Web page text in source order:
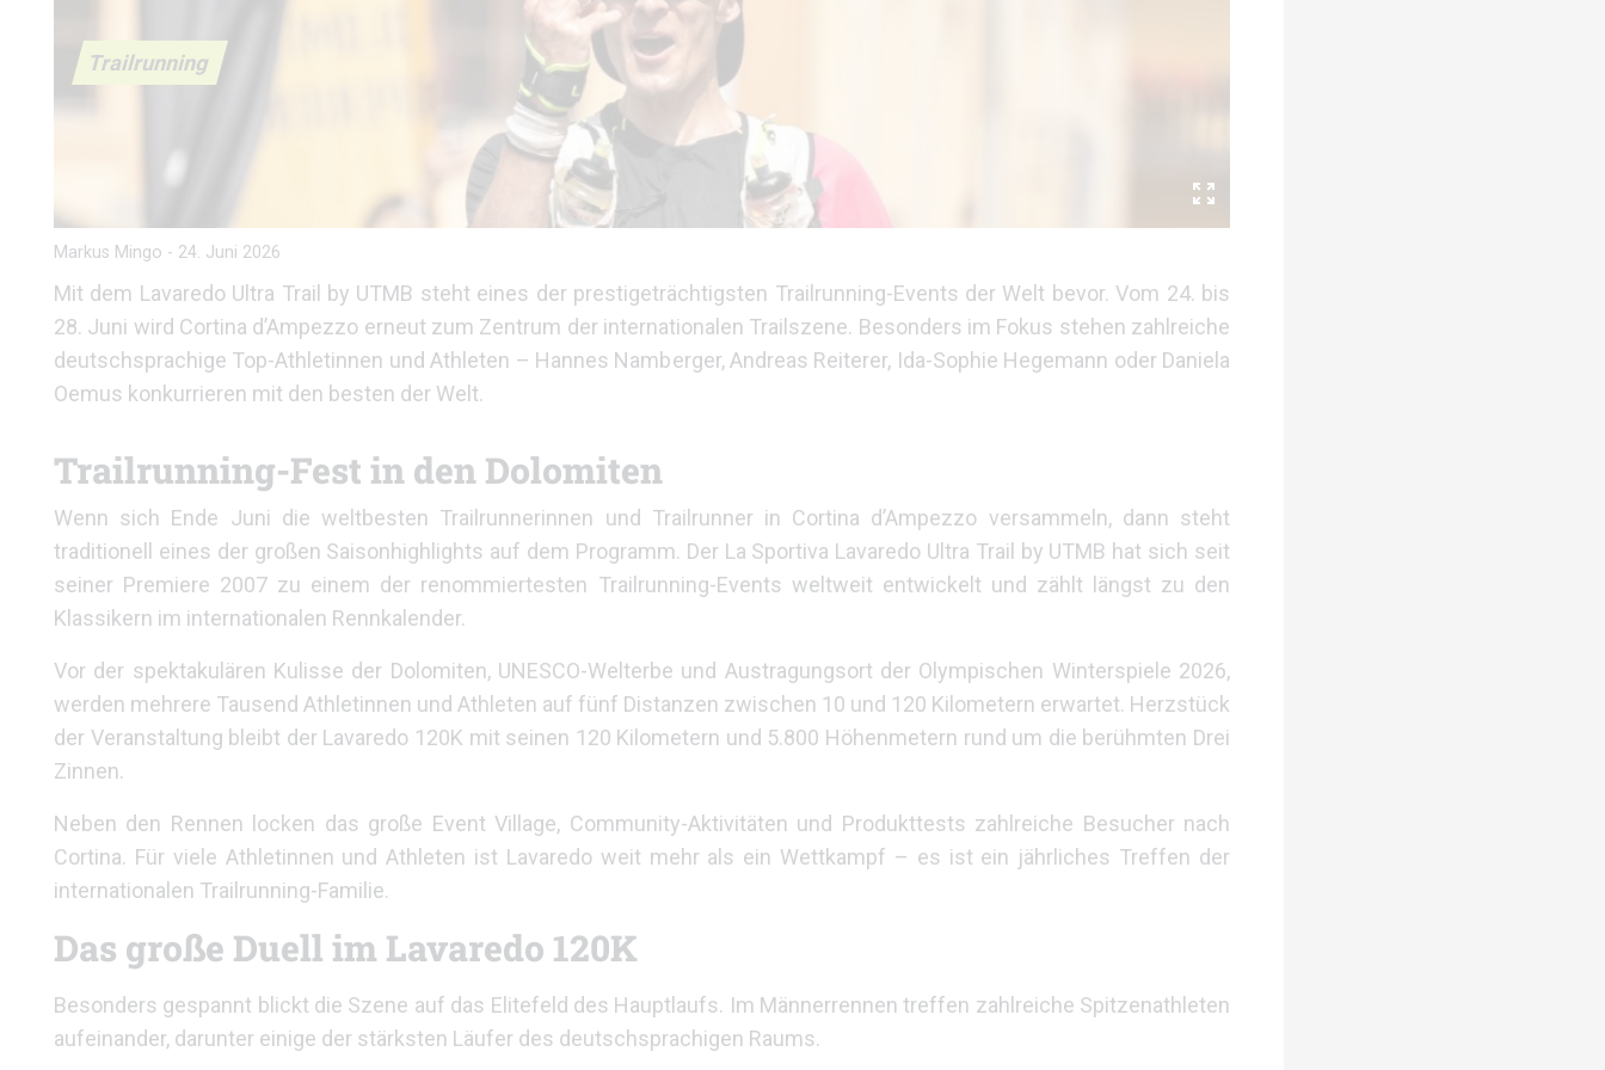
Trailrunning
Markus Mingo - 24. Juni 2026
Mit dem Lavaredo Ultra Trail by UTMB steht eines der prestigeträchtigsten Trailrunning-Events der Welt bevor. Vom 24. bis
28. Juni wird Cortina d’Ampezzo erneut zum Zentrum der internationalen Trailszene. Besonders im Fokus stehen zahlreiche
deutschsprachige Top-Athletinnen und Athleten – Hannes Namberger, Andreas Reiterer, Ida-Sophie Hegemann oder Daniela
Oemus konkurrieren mit den besten der Welt.
Trailrunning-Fest in den Dolomiten
Wenn sich Ende Juni die weltbesten Trailrunnerinnen und Trailrunner in Cortina d’Ampezzo versammeln, dann steht
traditionell eines der großen Saisonhighlights auf dem Programm. Der La Sportiva Lavaredo Ultra Trail by UTMB hat sich seit
seiner Premiere 2007 zu einem der renommiertesten Trailrunning-Events weltweit entwickelt und zählt längst zu den
Klassikern im internationalen Rennkalender.
Vor der spektakulären Kulisse der Dolomiten, UNESCO-Welterbe und Austragungsort der Olympischen Winterspiele 2026,
werden mehrere Tausend Athletinnen und Athleten auf fünf Distanzen zwischen 10 und 120 Kilometern erwartet. Herzstück
der Veranstaltung bleibt der Lavaredo 120K mit seinen 120 Kilometern und 5.800 Höhenmetern rund um die berühmten Drei
Zinnen.
Neben den Rennen locken das große Event Village, Community-Aktivitäten und Produkttests zahlreiche Besucher nach
Cortina. Für viele Athletinnen und Athleten ist Lavaredo weit mehr als ein Wettkampf – es ist ein jährliches Treffen der
internationalen Trailrunning-Familie.
Das große Duell im Lavaredo 120K
Besonders gespannt blickt die Szene auf das Elitefeld des Hauptlaufs. Im Männerrennen treffen zahlreiche Spitzenathleten
aufeinander, darunter einige der stärksten Läufer des deutschsprachigen Raums.